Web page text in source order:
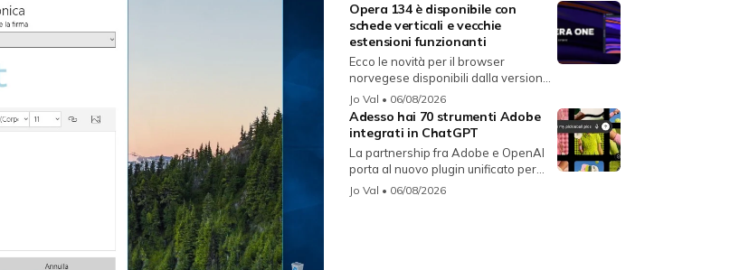
Opera 134 è disponibile con
schede verticali e vecchie
estensioni funzionanti
Ecco le novità per il browser
norvegese disponibili dalla versione
134...
Jo Val • 06/08/2026
Adesso hai 70 strumenti Adobe
integrati in ChatGPT
La partnership fra Adobe e OpenAI
porta al nuovo plugin unificato per...
Jo Val • 06/08/2026